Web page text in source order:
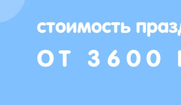
стоимость
ОТ 3600